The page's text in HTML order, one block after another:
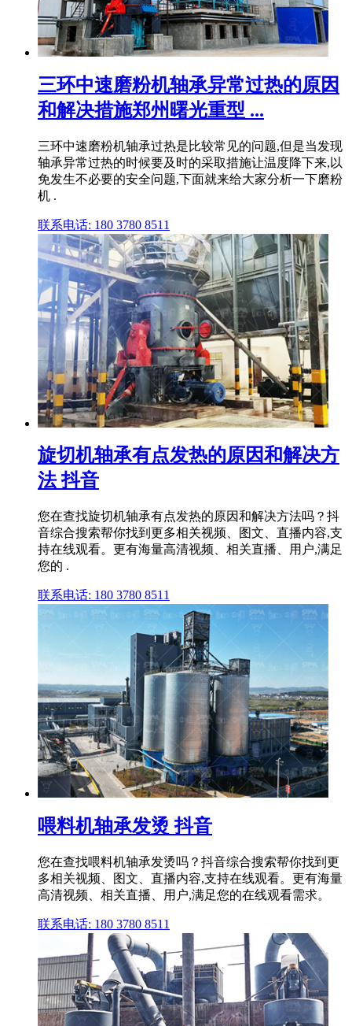
三环中速磨粉机轴承异常过热的原因
和解决措施郑州曙光重型 ...
三环中速磨粉机轴承过热是比较常见的问题,但是当发现
轴承异常过热的时候要及时的采取措施让温度降下来,以
免发生不必要的安全问题,下面就来给大家分析一下磨粉
机 .
联系电话: 180 3780 8511
旋切机轴承有点发热的原因和解决方
法 抖音
您在查找旋切机轴承有点发热的原因和解决方法吗？抖
音综合搜索帮你找到更多相关视频、图文、直播内容,支
持在线观看。更有海量高清视频、相关直播、用户,满足
您的 .
联系电话: 180 3780 8511
喂料机轴承发烫 抖音
您在查找喂料机轴承发烫吗？抖音综合搜索帮你找到更
多相关视频、图文、直播内容,支持在线观看。更有海量
高清视频、相关直播、用户,满足您的在线观看需求。
联系电话: 180 3780 8511